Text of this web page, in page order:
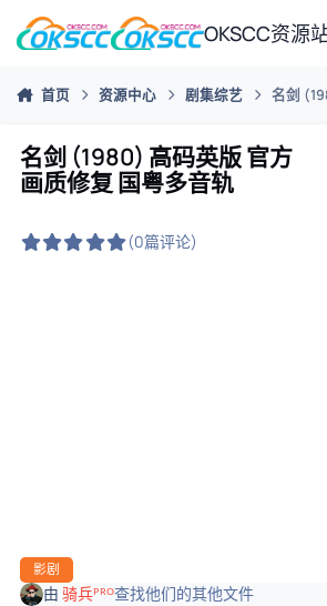
跳转到帖子
OKSCC资源
首页 资源中心 剧集综艺 名剑
名剑 (1980) 高码英版 官方
画质修复 国粤多音轨
(0篇评论)
影剧
由骑兵ᴾᴿᴼ查找他们的其他文件